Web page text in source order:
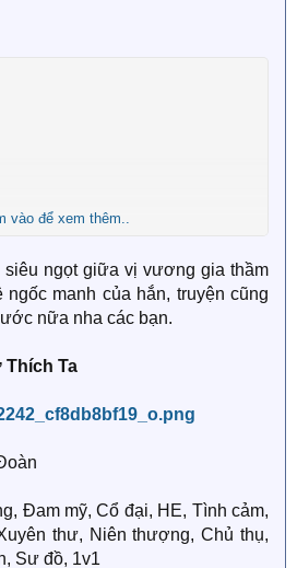
cho! Tường xây cao thêm một
Hu hu
lấy tiểu ám vệ của mình, dùng
kiếp kiếp không buông tay.
vào để xem thêm..
ngọt giữa vị vương gia thầm
ngốc manh của hắn, truyện cũng
nữa nha các bạn.
Thích Ta
Đam mỹ, Cổ đại, HE, Tình cảm,
thư, Niên thượng, Chủ thụ,
Sư đồ, 1v1